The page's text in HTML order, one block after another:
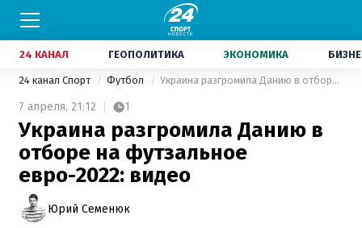
24 КАНАЛ ГЕОПОЛИТИКА ЭКОНОМИКА
24 канал Спорт Футбол Украина разгромила Данию в отборе на футзальное евро-2022: видео
7 апреля, 21:12 1
Украина разгромила Данию в
отборе на футзальное
евро-2022: видео
Юрий Семенюк